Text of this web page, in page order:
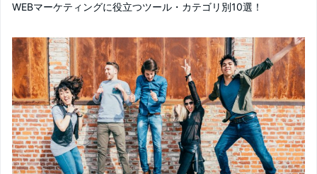
WEBマーケティングに役立つツール・カテゴリ別10選！